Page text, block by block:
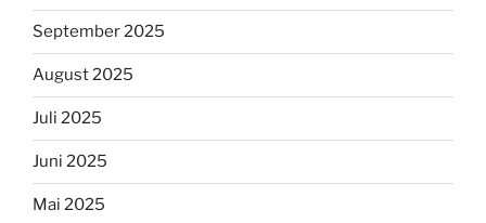
September 2025
August 2025
Juli 2025
Juni 2025
Mai 2025